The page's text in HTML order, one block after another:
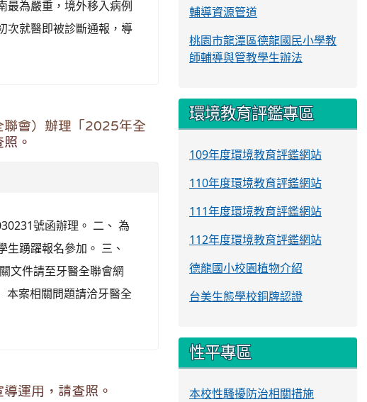
最為嚴重，境外移入病例
次就醫即被診斷通報，導
聯會）辦理「2025年全
。
號函辦理。 二、 為
踴躍報名參加。 三、
文件請至牙醫全聯會網
本案相關問題請洽牙醫全
運用，請查照。
輔導資源管道
桃園市龍潭區德龍國民小學教
師輔導與管教學生辦法
環境教育評鑑專區
109年度環境教育評鑑網站
110年度環境教育評鑑網站
111年度環境教育評鑑網站
112年度環境教育評鑑網站
德龍國小校園植物介紹
台美生態學校銅牌認證
性平專區
本校性騷擾防治相關措施